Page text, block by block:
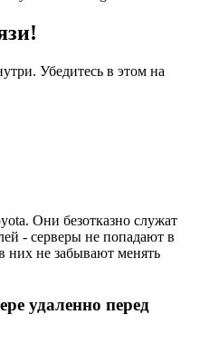
Убедитесь в этом на
Они безотказно служат
- серверы не попадают в
них не забывают менять
удаленно перед